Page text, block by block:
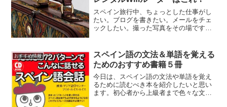
スペイン旅行中、ちょっとした仕事がし
たい。ブログを書きたい。メールをチェ
ックしたい。撮った写真をその場ですぐ
くといいです。スペインだけでなく、欧
州諸国全土で快適に...
おすすめ情報
スペイン語の文法＆単語を覚える
ためのおすすめ書籍５冊
今日は、スペイン語の文法や単語を覚え
るために読むべき本を紹介したいと思い
ます。初心者から上級者まで色々な文法